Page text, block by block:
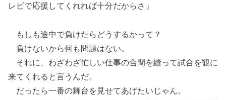
レビで応援してくれれば十分だからさ」
もしも途中で負けたらどうするかって？
負けないから何も問題はない。
それに、わざわざ忙しい仕事の合間を縫って試合を観に
来てくれると言うんだ。
だったら一番の舞台を見せてあげたいじゃん。